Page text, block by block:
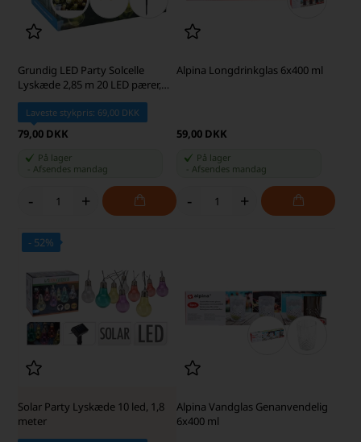
Grundig LED Party Solcelle
Lyskæde 2,85 m 20 LED pærer,
Varm Hvid
Laveste stykpris: 69,00 DKK
79,00 DKK
På lager
-Afsendes mandag
- +
Alpina Longdrinkglas 6x400 ml
59,00 DKK
På lager
Afsendes mandag
- +
- 52%SKARP PRIS · SKARP PRIS
Solar Party Lyskæde 10 led, 1,8
meter
Alpina Vandglas Genanvendelig
6x400 ml